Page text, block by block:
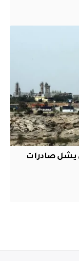
يشل صادرات